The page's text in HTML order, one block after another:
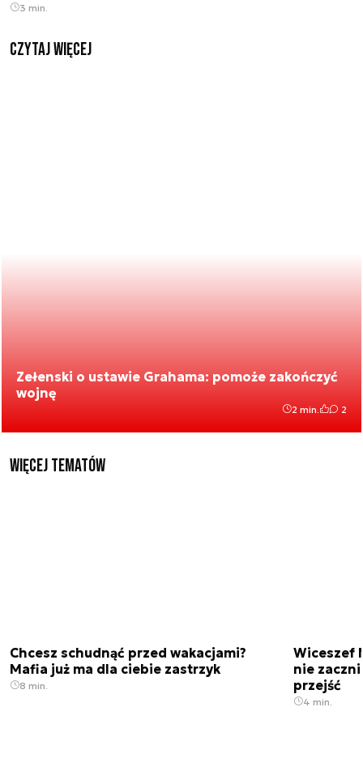
3 min.
czytaj więcej
Zełenski o ustawie Grahama: pomoże zakończyć
wojnę
2 min. 2
Więcej tematów
Chcesz schudnąć przed wakacjami?
Mafia już ma dla ciebie zastrzyk
8 min.
Wiceszef
nie
przejść
4 min.